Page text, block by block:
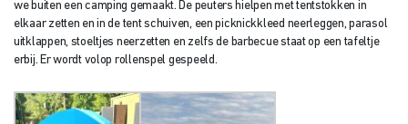
we buiten een camping gemaakt. De peuters hielpen met tentstokken in
elkaar zetten en in de tent schuiven, een picknickkleed neerleggen, parasol
uitklappen, stoeltjes neerzetten en zelfs de barbecue staat op een tafeltje
erbij. Er wordt volop rollenspel gespeeld.